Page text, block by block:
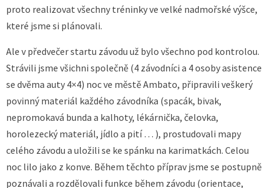
proto realizovat všechny tréninky ve velké nadmořské výšce,
které jsme si plánovali.
Ale v předvečer startu závodu už bylo všechno pod kontrolou.
Strávili jsme všichni společně (4 závodníci a 4 osoby asistence
se dvěma auty 4×4) noc ve městě Ambato, připravili veškerý
povinný materiál každého závodníka (spacák, bivak,
nepromokavá bunda a kalhoty, lékárnička, čelovka,
horolezecký materiál, jídlo a pití … ), prostudovali mapy
celého závodu a uložili se ke spánku na karimatkách. Celou
noc lilo jako z konve. Během těchto příprav jsme se postupně
poznávali a rozdělovali funkce během závodu (orientace,